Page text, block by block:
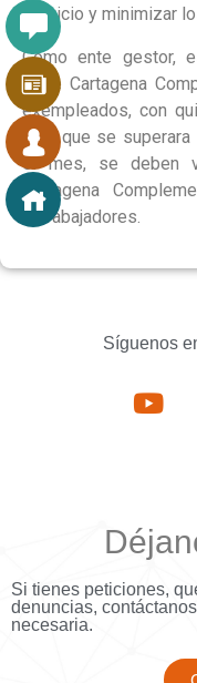
servicio y minimizar
Como ente gestor,
entre Cartagena
exempleados, con
para que se
el mes, se deben
Cartagena
extrabajadores.
Síguenos
Si tienes peticiones,
denuncias,
necesaria.